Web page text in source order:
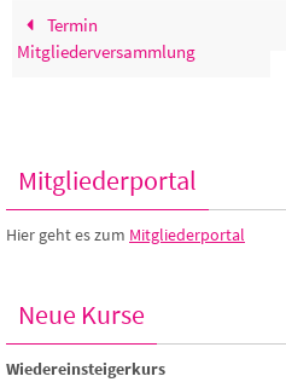
Termin
Mitgliederversammlung
Mitgliederportal
Hier geht es zum Mitgliederportal
Neue Kurse
Wiedereinsteigerkurs